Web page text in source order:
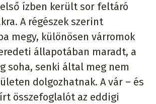
ízben került sor feltáró
A régészek szerint
megy, különösen várromok
állapotában maradt, a
soha, senki által meg nem
dolgozhatnak. A vár – és
összefoglalót az eddigi